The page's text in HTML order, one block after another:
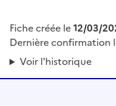
Fiche créée le12/03/
Dernière confirmation
Voir l'historique